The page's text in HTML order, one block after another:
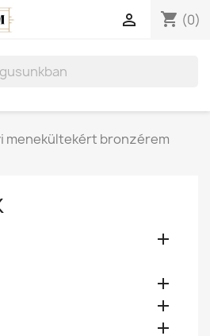
shopping_cart (0)

menekültekért bronzérem



